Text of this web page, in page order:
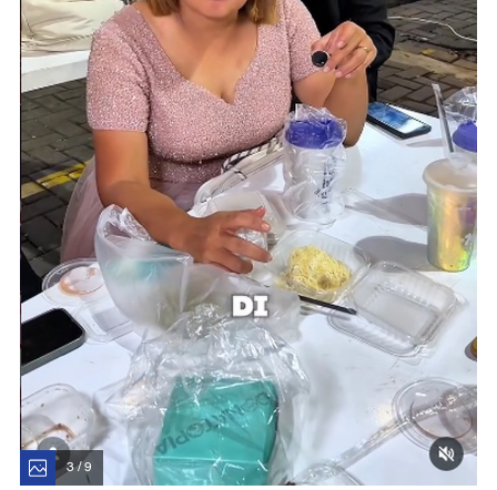
3 / 9